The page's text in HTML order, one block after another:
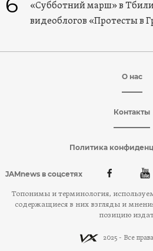
«Субботний марш» в
видеоблогов «Протесты в
О нас
Контакты
Политика
JAMnews в соцсетях
Топонимы и терминология,
содержащиеся в них взгляды и
позицию
2025 - Все